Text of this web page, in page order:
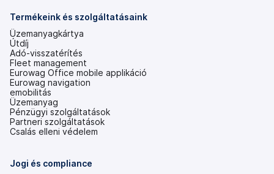
Termékeink és szolgáltatásaink
Üzemanyagkártya
Útdíj
Adó-visszatérítés
Fleet management
Eurowag Office mobile applikáció
Eurowag navigation
emobilitás
Üzemanyag
Pénzügyi szolgáltatások
Partneri szolgáltatások
Csalás elleni védelem
Jogi és compliance